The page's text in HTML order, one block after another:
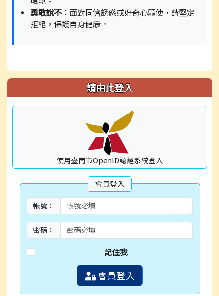
勇敢說不： 面對同儕誘惑或好奇心驅使，請堅定
拒絕，保護自身健康。
請由此登入
使用臺南市OpenID認證系統登入
會員登入
帳號：
密碼：
記住我
會員登入